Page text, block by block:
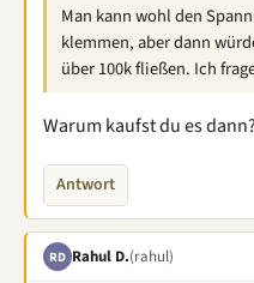
Man kann wohl den
klemmen, aber dann
über 100k fließen. Ich
Warum kaufst du es dann?
Antwort
RD Rahul D.(rahul)